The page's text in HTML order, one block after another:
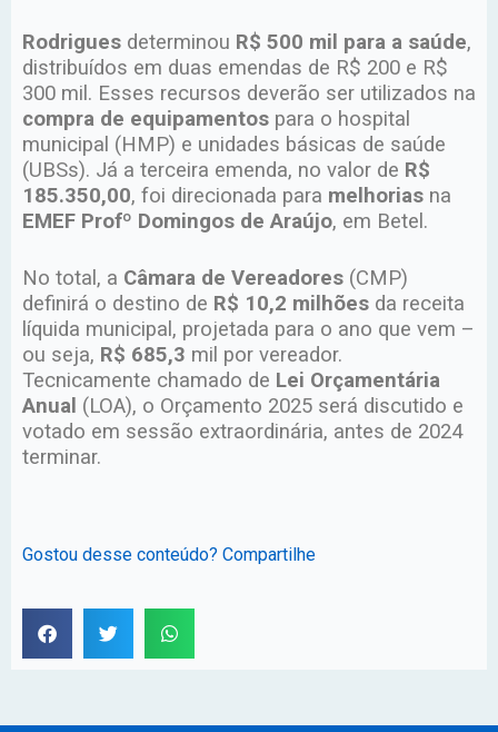
Rodrigues determinou R$ 500 mil para a saúde,
distribuídos em duas emendas de R$ 200 e R$
300 mil. Esses recursos deverão ser utilizados na
compra de equipamentos para o hospital
municipal (HMP) e unidades básicas de saúde
(UBSs). Já a terceira emenda, no valor de R$
185.350,00, foi direcionada para melhorias na
EMEF Profº Domingos de Araújo, em Betel.
No total, a Câmara de Vereadores (CMP)
definirá o destino de R$ 10,2 milhões da receita
líquida municipal, projetada para o ano que vem –
ou seja, R$ 685,3 mil por vereador.
Tecnicamente chamado de Lei Orçamentária
Anual (LOA), o Orçamento 2025 será discutido e
votado em sessão extraordinária, antes de 2024
terminar.
Gostou desse conteúdo? Compartilhe